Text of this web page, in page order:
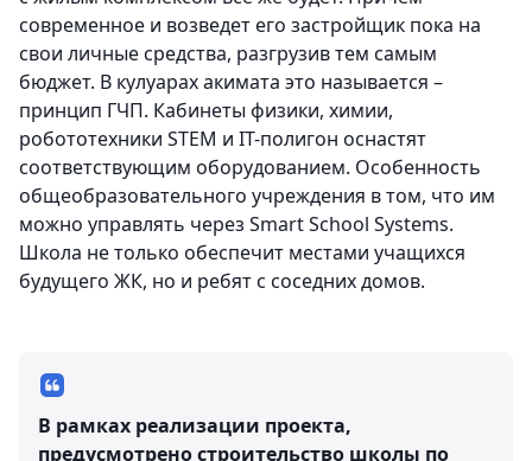
современное и возведет его застройщик пока на
свои личные средства, разгрузив тем самым
бюджет. В кулуарах акимата это называется –
принцип ГЧП. Кабинеты физики, химии,
робототехники STEM и IT-полигон оснастят
соответствующим оборудованием. Особенность
общеобразовательного учреждения в том, что им
можно управлять через Smart School Systems.
Школа не только обеспечит местами учащихся
будущего ЖК, но и ребят с соседних домов.
В рамках реализации проекта,
предусмотрено строительство школы по